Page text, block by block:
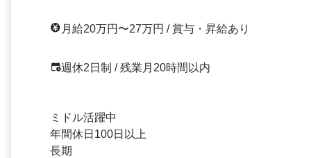
月給20万円〜27万円 / 賞与・昇給あり
週休2日制 / 残業月20時間以内
ミドル活躍中
年間休日100日以上
長期